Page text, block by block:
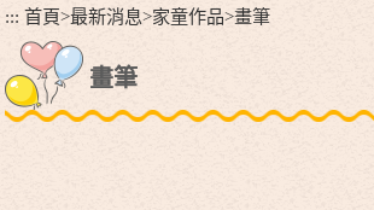
::: 首頁>最新消息>家童作品>畫筆
畫筆